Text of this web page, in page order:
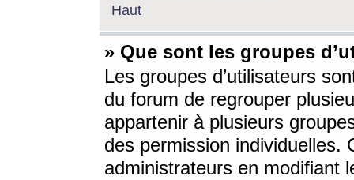
Haut
» Que sont les groupes
Les groupes d’utilisateurs
du forum de regrouper
appartenir à plusieurs
des permission individuelles.
administrateurs en modifiant